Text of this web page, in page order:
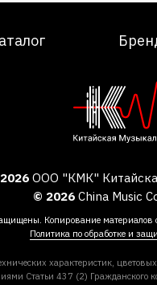
ООО "КМК"
© 2026 China Music
Копирование материалов
Политика по обработке и
характеристик,
Статьи 437 (2)